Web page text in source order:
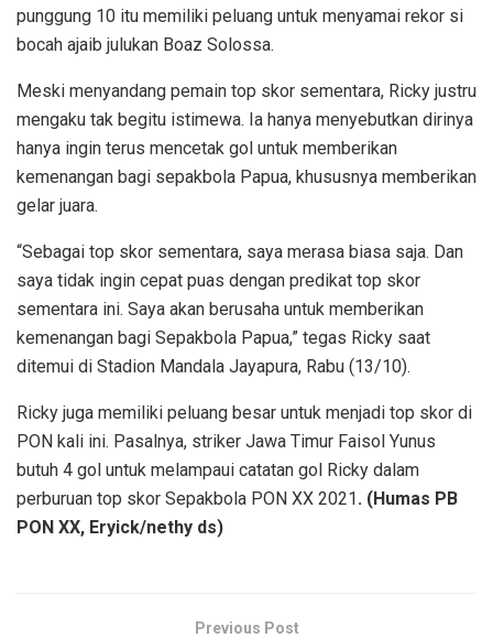
punggung 10 itu memiliki peluang untuk menyamai rekor si
bocah ajaib julukan Boaz Solossa.
Meski menyandang pemain top skor sementara, Ricky justru
mengaku tak begitu istimewa. Ia hanya menyebutkan dirinya
hanya ingin terus mencetak gol untuk memberikan
kemenangan bagi sepakbola Papua, khususnya memberikan
gelar juara.
“Sebagai top skor sementara, saya merasa biasa saja. Dan
saya tidak ingin cepat puas dengan predikat top skor
sementara ini. Saya akan berusaha untuk memberikan
kemenangan bagi Sepakbola Papua,” tegas Ricky saat
ditemui di Stadion Mandala Jayapura, Rabu (13/10).
Ricky juga memiliki peluang besar untuk menjadi top skor di
PON kali ini. Pasalnya, striker Jawa Timur Faisol Yunus
butuh 4 gol untuk melampaui catatan gol Ricky dalam
perburuan top skor Sepakbola PON XX 2021. (Humas PB
PON XX, Eryick/nethy ds)
Previous Post